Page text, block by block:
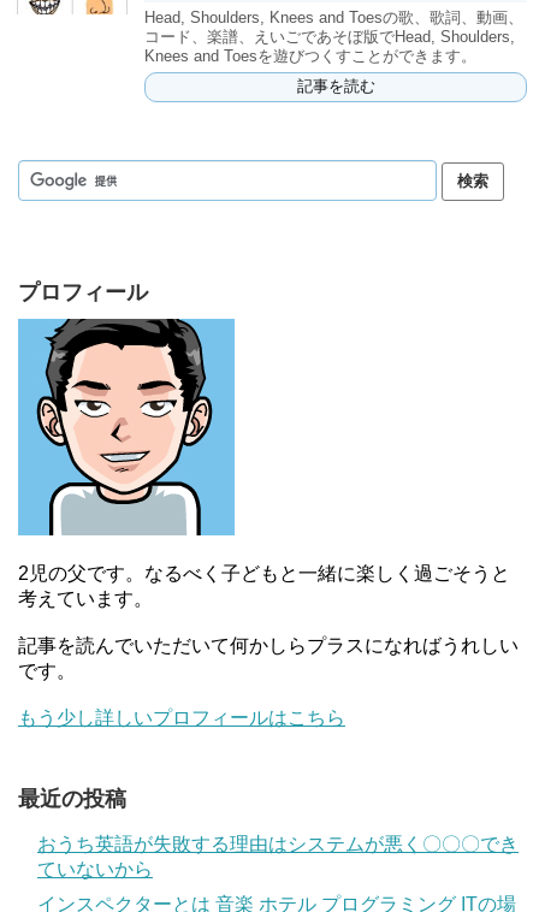
Head, Shoulders, Knees and Toesの歌、歌詞、動画、
コード、楽譜、えいごであそぼ版でHead, Shoulders,
Knees and Toesを遊びつくすことができます。
記事を読む
プロフィール
2児の父です。なるべく子どもと一緒に楽しく過ごそうと
考えています。
記事を読んでいただいて何かしらプラスになればうれしい
です。
もう少し詳しいプロフィールはこちら
最近の投稿
おうち英語が失敗する理由はシステムが悪く〇〇〇でき
ていないから
インスペクターとは 音楽 ホテル プログラミング ITの場